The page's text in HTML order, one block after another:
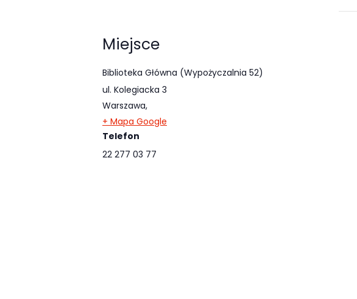
Miejsce
Biblioteka Główna (Wypożyczalnia 52)
ul. Kolegiacka 3
Warszawa,
+ Mapa Google
Telefon
22 277 03 77